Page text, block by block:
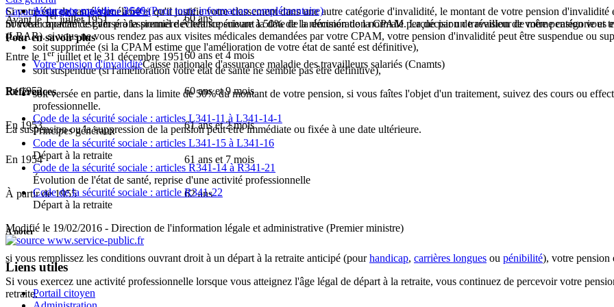
Si votre état de santé s'améliore et qu'il justifie votre classement dans une autre catégorie d'invalidité, le montant de votre pension
nouveau montant est versé à la première échéance suivant la date de la décision de la CPAM. La décision de révision de votre pension vous
(LRAR). si vous ne vous rendez pas aux visites médicales demandées par votre CPAM, votre pension d'invalidité peut être suspendue ou
Capacité de gain supérieur à 50%
Si votre capacité de gain professionnel devient supérieure à 50% de la rémunération normale perçue par un travailleur de même catégorie et
soit supprimée (si la CPAM estime que l'amélioration de votre état de santé est définitive),
soit suspendue (si l'amélioration votre état de santé ne semble pas être définitive),
soit versée en partie, dans la limite de 50% du montant de votre pension, si vous faîtes l'objet d'un traitement, suivez des cours ou
professionnelle.
La suspension ou la suppression de la pension peut être immédiate ou fixée à une date ultérieure.
Avant le 1erjuillet 1951 60 ans
Entre le 1 erjuillet et le 31 décembre 195160 ans et 4 mois
En 1952 60 ans et 9 mois
En 1953 61 ans et 2 mois
En 1954 61 ans et 7 mois
À partir de 1955 62 ans
À noter
si vous remplissez les conditions ouvrant droit à un départ à la retraite anticipé (pourhandicap, carrières longues ou pénibilité), votre pension
Si vous exercez une activité professionnelle lorsque vous atteignez l'âge légal de départ à la retraite, vous continuez de percevoir votre
retraite.
Assurance maladie - 3646(Pour toute information complémentaire)
Pour en savoir plus
Votre pension d'invaliditéCaisse nationale d'assurance maladie des travailleurs salariés (Cnamts)
Références
Code de la sécurité sociale : articles L341-11 à L341-14-1
Principes généraux
Code de la sécurité sociale : articles L341-15 à L341-16
Départ à la retraite
Code de la sécurité sociale : articles R341-14 à R341-21
Évolution de l'état de santé, reprise d'une activité professionnelle
Code de la sécurité sociale : article R341-22
Départ à la retraite
Modifié le 19/02/2016 - Direction de l'information légale et administrative (Premier ministre)
Liens utiles
Portail citoyen